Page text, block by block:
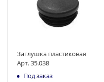
Заглушка пластиковая
Арт. 35.038
Под заказ